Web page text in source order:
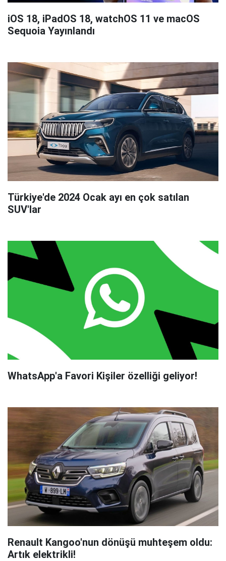
iOS 18, iPadOS 18, watchOS 11 ve macOS
Sequoia Yayınlandı
Türkiye'de 2024 Ocak ayı en çok satılan
SUV'lar
WhatsApp'a Favori Kişiler özelliği geliyor!
Renault Kangoo'nun dönüşü muhteşem oldu:
Artık elektrikli!